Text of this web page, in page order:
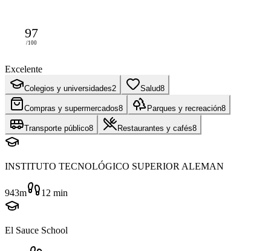
97
/100
Excelente
Colegios y universidades2 Salud8
Compras y supermercados8 Parques y recreación8
Transporte público8 Restaurantes y cafés8
INSTITUTO TECNOLÓGICO SUPERIOR ALEMAN
943m 12 min
El Sauce School